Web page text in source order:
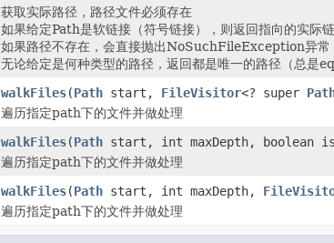
获取实际路径，路径文件必须存在
如果给定Path是软链接（符号链接），则返回指向的实际
如果路径不存在，会直接抛出NoSuchFileException异常
无论给定是何种类型的路径，返回都是唯一的路径（总是
walkFiles(Path start, FileVisitor<? super
遍历指定path下的文件并做处理
walkFiles(Path start, int maxDepth, boolean
遍历指定path下的文件并做处理
walkFiles(Path start, int maxDepth,
遍历指定path下的文件并做处理